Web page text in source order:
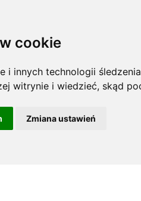
cookie
i innych technologii
witrynie i wiedzieć, skąd
Zmiana ustawień